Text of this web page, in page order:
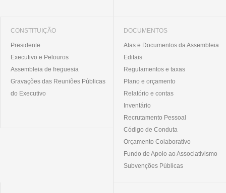
CONSTITUIÇÃO
Presidente
Executivo e Pelouros
Assembleia de freguesia
Gravações das Reuniões Públicas
do Executivo
DOCUMENTOS
Atas e Documentos da Assembleia
Editais
Regulamentos e taxas
Plano e orçamento
Relatório e contas
Inventário
Recrutamento Pessoal
Código de Conduta
Orçamento Colaborativo
Fundo de Apoio ao Associativismo
Subvenções Públicas